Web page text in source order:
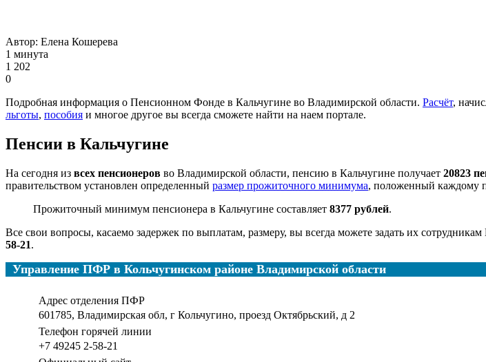
Автор: Елена Кошерева
1 минута
1 202
0
Подробная информация о Пенсионном Фонде в Кальчугине во Владимирской области. Расчёт,
льготы, пособия и многое другое вы всегда сможете найти на наем портале.
Пенсии в Кальчугине
На сегодня из всех пенсионеров во Владимирской области, пенсию в Кальчугине получает 20823
правительством установлен определенный размер прожиточного минимума, положенный каждому
Прожиточный минимум пенсионера в Кальчугине составляет 8377 рублей.
Все свои вопросы, касаемо задержек по выплатам, размеру, вы всегда можете задать их
58-21.
Управление ПФР в Кольчугинском районе Владимирской области
Адрес отделения ПФР
601785, Владимирская обл, г Кольчугино, проезд Октябрьский, д 2
Телефон горячей линии
+7 49245 2-58-21